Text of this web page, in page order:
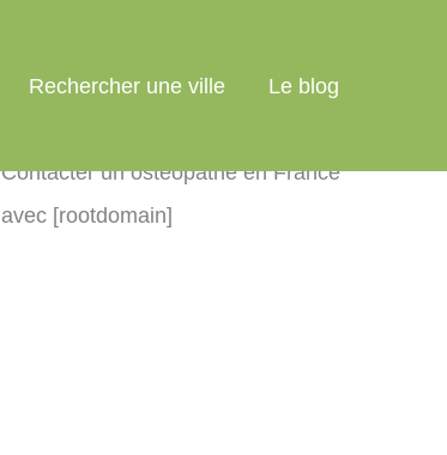
Rechercher une ville Le blog
Contacter un ostéopathe en France
avec [rootdomain]